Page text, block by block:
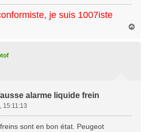
je suis 1007iste
alarme liquide frein
15:11:13
sont en bon état. Peugeot